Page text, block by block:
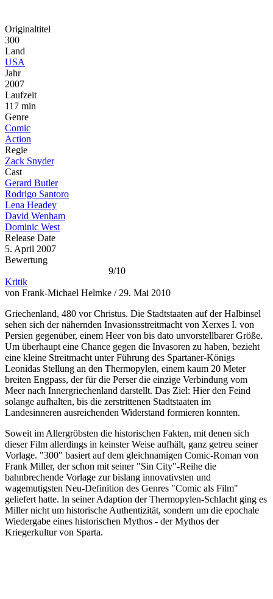
Originaltitel
300
Land
USA
Jahr
2007
Laufzeit
117 min
Genre
Comic
Action
Regie
Zack Snyder
Cast
Gerard Butler
Rodrigo Santoro
Lena Headey
David Wenham
Dominic West
Release Date
5. April 2007
Bewertung
9/10
Kritik
von Frank-Michael Helmke / 29. Mai 2010
Griechenland, 480 vor Christus. Die Stadtstaaten auf der Halbinsel
sehen sich der nähernden Invasionsstreitmacht von Xerxes I. von
Persien gegenüber, einem Heer von bis dato unvorstellbarer Größe.
Um überhaupt eine Chance gegen die Invasoren zu haben, bezieht
eine kleine Streitmacht unter Führung des Spartaner-Königs
Leonidas Stellung an den Thermopylen, einem kaum 20 Meter
breiten Engpass, der für die Perser die einzige Verbindung vom
Meer nach Innergriechenland darstellt. Das Ziel: Hier den Feind
solange aufhalten, bis die zerstrittenen Stadtstaaten im
Landesinneren ausreichenden Widerstand formieren konnten.
Soweit im Allergröbsten die historischen Fakten, mit denen sich
dieser Film allerdings in keinster Weise aufhält, ganz getreu seiner
Vorlage. "300" basiert auf dem gleichnamigen Comic-Roman von
Frank Miller, der schon mit seiner "Sin City"-Reihe die
bahnbrechende Vorlage zur bislang innovativsten und
wagemutigsten Neu-Definition des Genres "Comic als Film"
geliefert hatte. In seiner Adaption der Thermopylen-Schlacht ging es
Miller nicht um historische Authentizität, sondern um die epochale
Wiedergabe eines historischen Mythos - der Mythos der
Kriegerkultur von Sparta.